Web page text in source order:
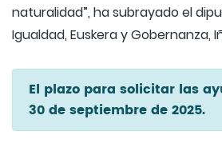
naturalidad”, ha subrayado el
Igualdad, Euskera y Gobernanza,
El plazo para solicitar las
30 de septiembre de 2025.